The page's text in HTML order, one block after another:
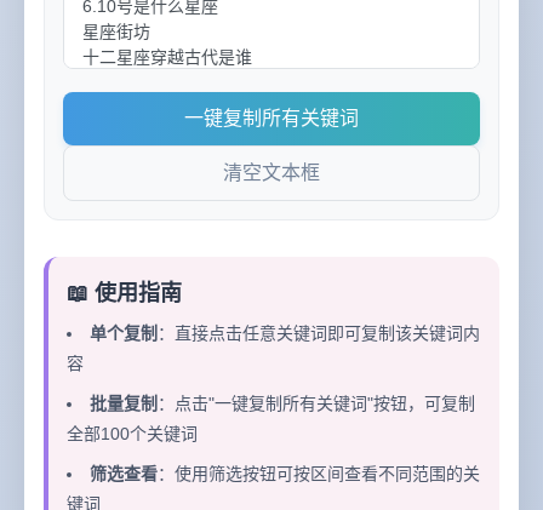
一键复制所有关键词
清空文本框
📖 使用指南
单个复制 ：直接点击任意关键词即可复制该关键词内
容
批量复制 ：点击"一键复制所有关键词"按钮，可复制
全部100个关键词
筛选查看：使用筛选按钮可按区间查看不同范围的关
键词